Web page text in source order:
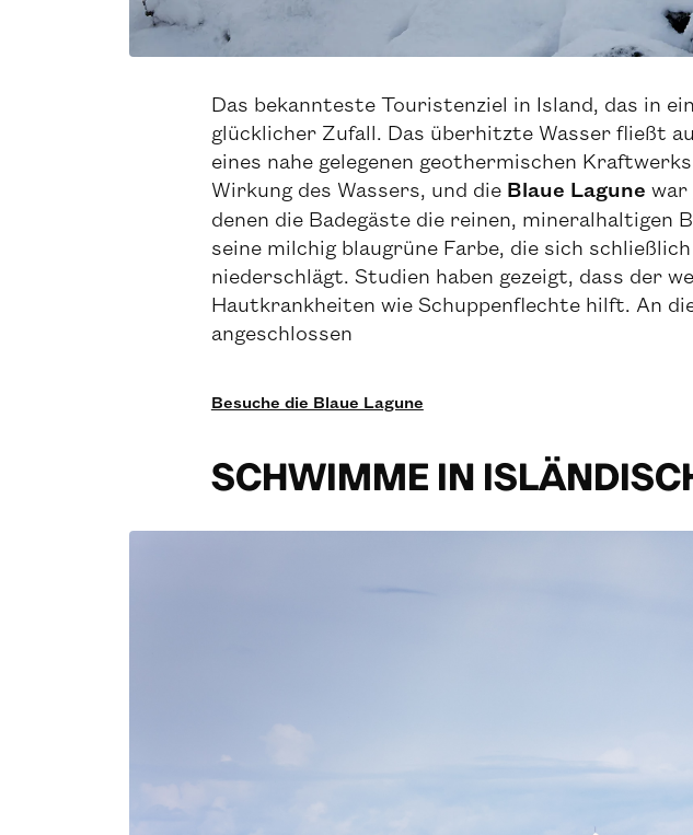
Das bekannteste Touristenziel in Island, das in
glücklicher Zufall. Das überhitzte Wasser fließt
eines nahe gelegenen geothermischen
Wirkung des Wassers, und die Blaue Lagune war
denen die Badegäste die reinen, mineralhaltigen
seine milchig blaugrüne Farbe, die sich
niederschlägt. Studien haben gezeigt, dass der
Hautkrankheiten wie Schuppenflechte hilft. An
angeschlossen
Besuche die Blaue Lagune
SCHWIMME IN